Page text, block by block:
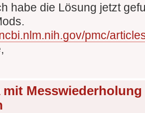
habe die Lösung jetzt
pmc/
mit